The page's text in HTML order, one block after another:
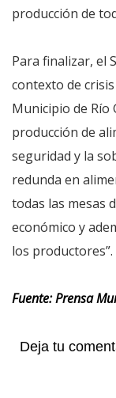
producción de
Para finalizar, el
contexto de
Municipio de Río
producción de
seguridad y la
redunda en
todas las mesas
económico y
los productores”.
Fuente: Prensa
Deja tu